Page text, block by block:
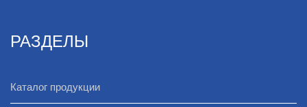
РАЗДЕЛЫ
Каталог продукции